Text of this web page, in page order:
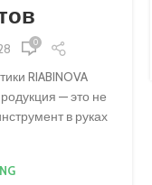
0
RIABINOVA
— это не
в руках